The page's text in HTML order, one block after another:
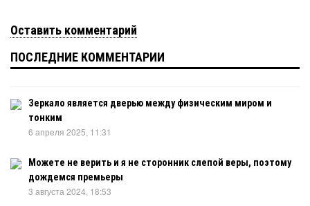
Оставить комментарий
ПОСЛЕДНИЕ КОММЕНТАРИИ
Зеркало является дверью между физическим миром и
тонким
6 апреля 2025, 11:31
Можете не верить и я не сторонник слепой веры, поэтому
дождемся премьеры
3 августа 2024, 18:53